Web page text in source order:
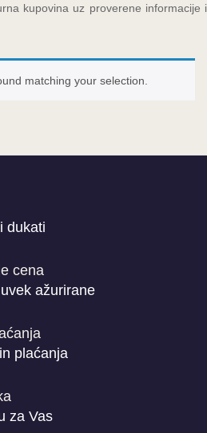
kupovina uz proverene informacije i
matching your selection.
dukati
cena
ažurirane
plaćanja
za Vas